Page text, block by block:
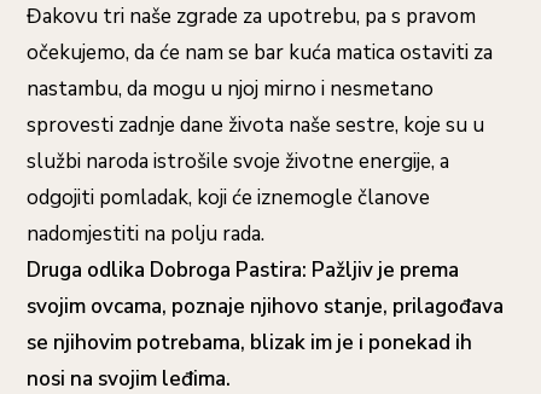
Đakovu tri naše zgrade za upotrebu, pa s pravom
očekujemo, da će nam se bar kuća matica ostaviti za
nastambu, da mogu u njoj mirno i nesmetano
sprovesti zadnje dane života naše sestre, koje su u
službi naroda istrošile svoje životne energije, a
odgojiti pomladak, koji će iznemogle članove
nadomjestiti na polju rada.
Druga odlika Dobroga Pastira: Pažljiv je prema
svojim ovcama, poznaje njihovo stanje, prilagođava
se njihovim potrebama, blizak im je i ponekad ih
nosi na svojim leđima.